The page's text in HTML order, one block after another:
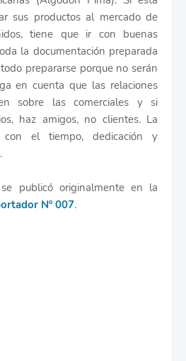
sus productos al mercado de
tiene que ir con buenas
la documentación preparada
prepararse porque no serán
en cuenta que las relaciones
sobre las comerciales y si
haz amigos, no clientes. La
el tiempo, dedicación y
publicó originalmente en la
Nº 007.